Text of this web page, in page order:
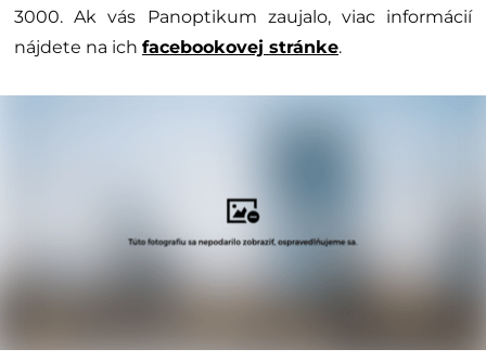
3000. Ak vás Panoptikum zaujalo, viac informácií
nájdete na ich facebookovej stránke.